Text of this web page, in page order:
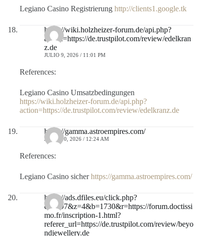
Legiano Casino Registrierung http://clients1.google.tk
https://wiki.holzheizer-forum.de/api.php?
action=https://de.trustpilot.com/review/edelkran
z.de
JULIO 9, 2026 / 11:01 PM
References:
Legiano Casino Umsatzbedingungen
https://wiki.holzheizer-forum.de/api.php?
action=https://de.trustpilot.com/review/edelkranz.de
https://gamma.astroempires.com/
JULIO 10, 2026 / 12:24 AM
References:
Legiano Casino sicherhttps://gamma.astroempires.com/
https://ads.dfiles.eu/click.php?
c=1497&z=4&b=1730&r=https://forum.doctissi
mo.fr/inscription-1.html?
referer_url=https://de.trustpilot.com/review/beyo
ndjewellery.de